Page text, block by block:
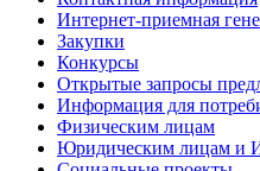
Интернет-приемная
Закупки
Конкурсы
Открытые запросы
Информация для
Физическим лицам
Юридическим лицам и